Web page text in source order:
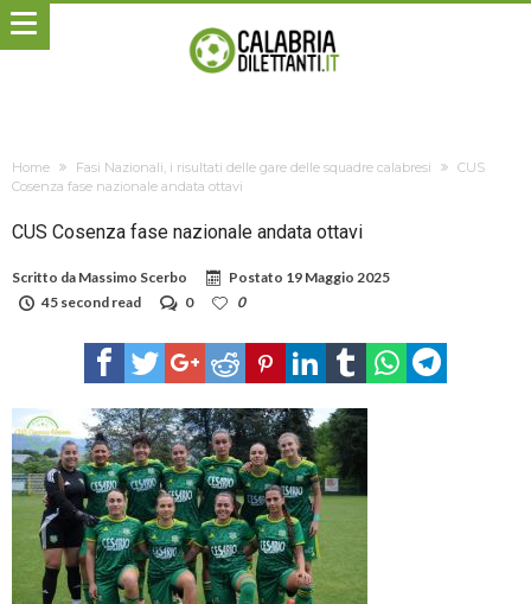
Home Fasi Nazionali, i risultati delle gare delle squadre calabresi
CUS
Cosenza fase nazionale andata ottavi
CUS Cosenza fase nazionale andata ottavi
Scritto da Massimo Scerbo Postato 19 Maggio 2025
45 second read
0 0